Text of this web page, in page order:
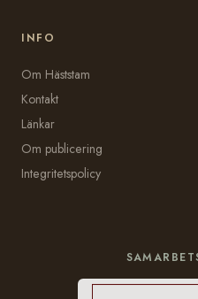
INFO
Om Häststam
Kontakt
Länkar
Om publicering
Integritetspolicy